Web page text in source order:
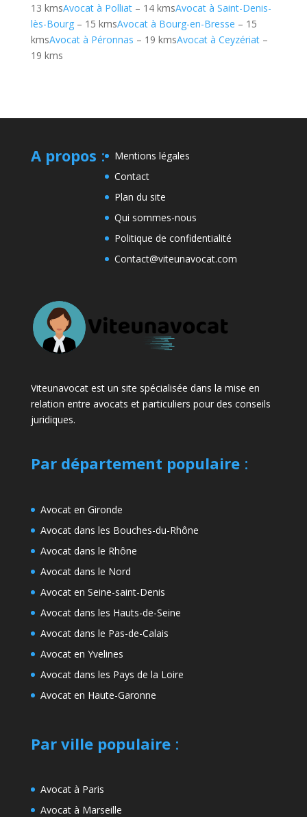
13 kmsAvocat à Polliat– 14 kmsAvocat à Saint-Denis-
lès-Bourg– 15 kmsAvocat à Bourg-en-Bresse – 15
kmsAvocat à Péronnas – 19 kmsAvocat à Ceyzériat–
19 kms
A propos :
Mentions légales
Contact
Plan du site
Qui sommes-nous
Politique de confidentialité
Contact@viteunavocat.com
Viteunavocat est un site spécialisée dans la mise en
relation entre avocats et particuliers pour des conseils
juridiques.
Par département populaire:
Avocat en Gironde
Avocat dans les Bouches-du-Rhône
Avocat dans le Rhône
Avocat dans le Nord
Avocat en Seine-saint-Denis
Avocat dans les Hauts-de-Seine
Avocat dans le Pas-de-Calais
Avocat en Yvelines
Avocat dans les Pays de la Loire
Avocat en Haute-Garonne
Par ville populaire:
Avocat à Paris
Avocat à Marseille